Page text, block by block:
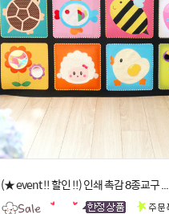
(★ event !! 할인 !!) 인쇄 촉감 8종교구 ...